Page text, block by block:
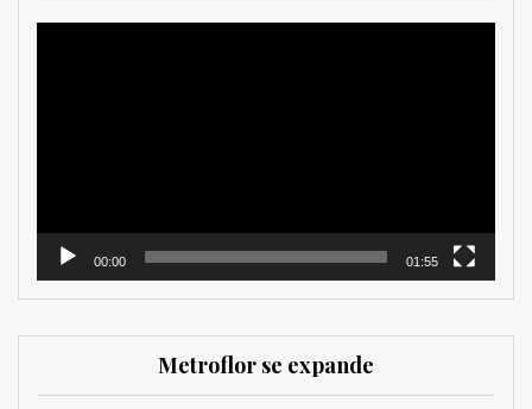
00:00 01:55
Metroflor se expande